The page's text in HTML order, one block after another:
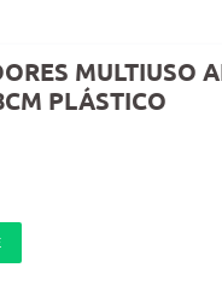
MULTIUSO
PLÁSTICO